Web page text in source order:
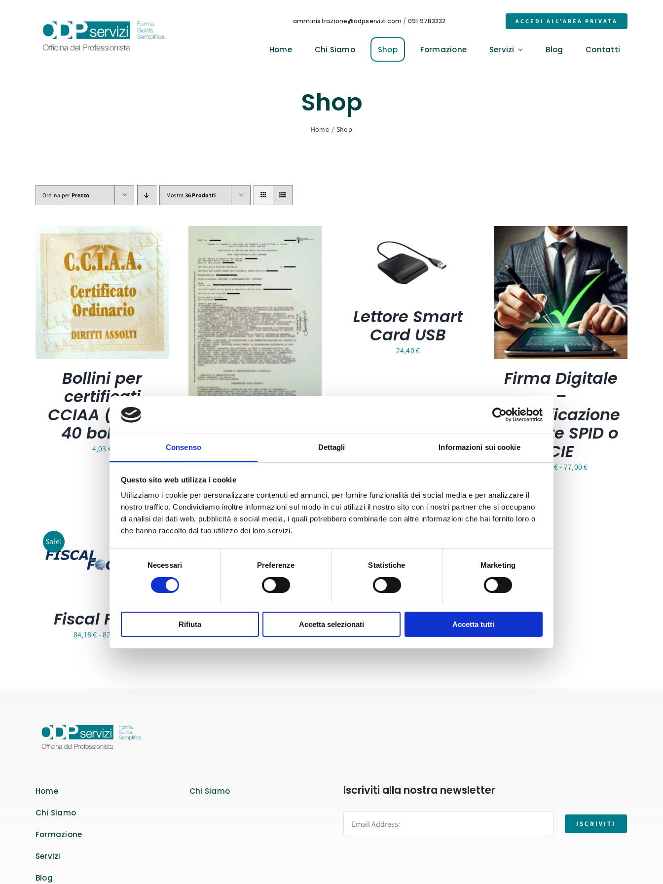
Consenso Dettagli Informazioni sui cookie
Questo sito web utilizza i cookie
Utilizziamo i cookie per personalizzare contenuti ed annunci, per fornire funzionalità dei social media e per analizzare il
nostro traffico. Condividiamo inoltre informazioni sul modo in cui utilizzi il nostro sito con i nostri partner che si occupano
di analisi dei dati web, pubblicità e social media, i quali potrebbero combinarle con altre informazioni che hai fornito loro o
che hanno raccolto dal tuo utilizzo dei loro servizi.
del
Necessari Preferenze Statistiche Marketing
Rifiuta Accetta selezionati Accetta tutti
amministrazione@odpservizi.com / 091 9783232 ACCEDI ALL’AREA PRIVATA
Home Chi Siamo Shop Formazione Servizi Blog Contatti
Shop
Home Shop
Ordina per Prezzo Mostra 36 Prodotti
Bollini per
certificati
CCIAA (foglio
40 bollini)
4,03 €
Carta
CCIAA
Lettore Smart
Card USB
24,40€
Firma Digitale
–
Identificazione
tramite SPID o
CIE
€-77,00€Fascia
Sale!
Fiscal Focus
84,18€-829,60€Fascia
di
84,18 €
Home
Chi Siamo
Formazione
Servizi
Blog
Chi Siamo Iscriviti alla nostra newsletter
ISCRIVITI